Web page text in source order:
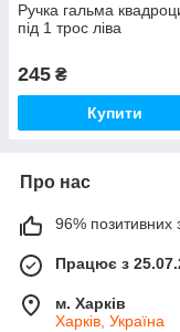
Ручка гальма
під 1 трос ліва
245 ₴
Купити
Про нас
96% позитивних
Працює з
м. Харків
Харків, Україна